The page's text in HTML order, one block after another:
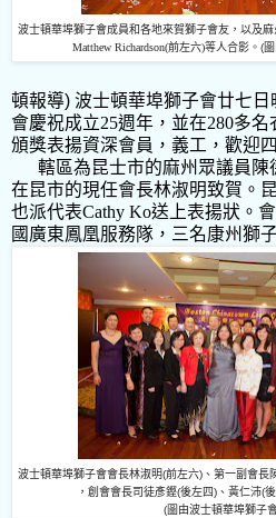
波士頓華埠獅子會成員和各地來賀獅子會友，以及
Matthew Richardson(前左六)等人合影。 (
頓報導) 波士頓華埠獅子會廿七
會慶祝成立25週年，並在280多名
頒獎表揚資深會員，義工，歡迎
轄區為昆士市的麻州眾議員
在昆市的現任會長林淑明致賀。
也派代表Cathy Ko送上表揚狀。
國廣東鳳凰服務隊，三名康州獅
波士頓華埠獅子會會長林淑明(前左六) 、第一副會長
，創會會長司徒彥鏗(後左四) 、黃仁沛(
(圖由波士頓華埠獅子